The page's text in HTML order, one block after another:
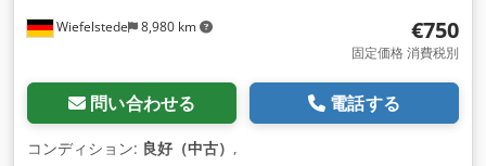
Wiefelstede 8,980 km €750
固定価格 消費税別
問い合わせる 電話する
コンディション: 良好（中古） ,